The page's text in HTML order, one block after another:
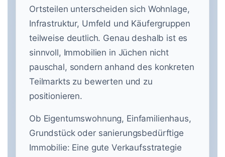
Ortsteilen unterscheiden sich Wohnlage,
Infrastruktur, Umfeld und Käufergruppen
teilweise deutlich. Genau deshalb ist es
sinnvoll, Immobilien in Jüchen nicht
pauschal, sondern anhand des konkreten
Teilmarkts zu bewerten und zu
positionieren.
Ob Eigentumswohnung, Einfamilienhaus,
Grundstück oder sanierungsbedürftige
Immobilie: Eine gute Verkaufsstrategie